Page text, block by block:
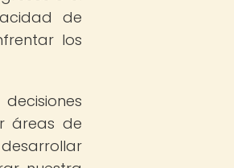
de
los
áreas de